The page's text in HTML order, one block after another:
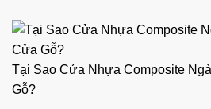
Tại Sao Cửa Nhựa Composite
Gỗ?